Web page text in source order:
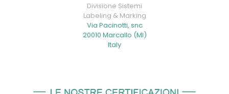
Divisione Sistemi
Labeling & Marking
Via Pacinotti, snc
20010 Marcallo (MI)
Italy